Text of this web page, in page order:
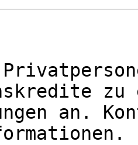
zu
an.